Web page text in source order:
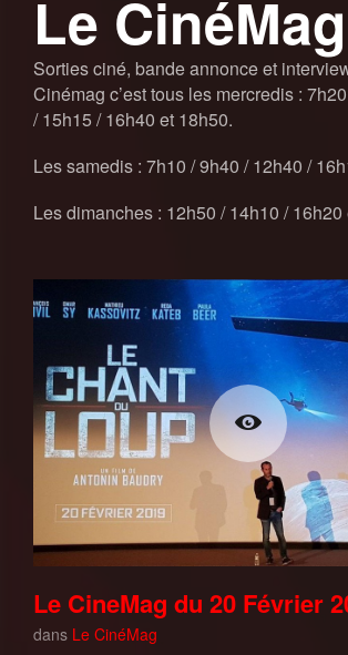
Le CinéMag
Sorties ciné, bande annonce et
Cinémag c’est tous les mercredis :
/ 15h15 / 16h40 et 18h50.
Les samedis : 7h10 / 9h40 / 12h40 /
Les dimanches : 12h50 / 14h10 / 16h20
Le CineMag du 20 Février
dans Le CinéMag